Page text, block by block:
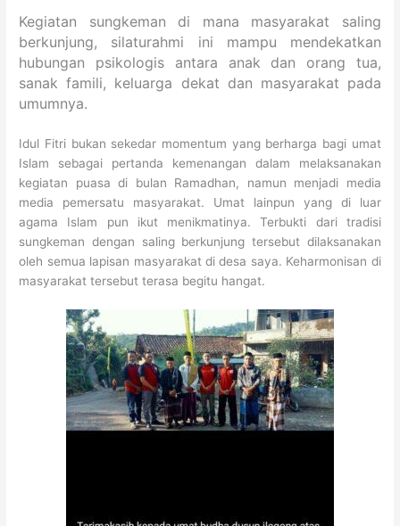
Kegiatan sungkeman di mana masyarakat saling
berkunjung, silaturahmi ini mampu mendekatkan
hubungan psikologis antara anak dan orang tua,
sanak famili, keluarga dekat dan masyarakat pada
umumnya.
Idul Fitri bukan sekedar momentum yang berharga bagi umat
Islam sebagai pertanda kemenangan dalam melaksanakan
kegiatan puasa di bulan Ramadhan, namun menjadi media
media pemersatu masyarakat. Umat lainpun yang di luar
agama Islam pun ikut menikmatinya. Terbukti dari tradisi
sungkeman dengan saling berkunjung tersebut dilaksanakan
oleh semua lapisan masyarakat di desa saya. Keharmonisan di
masyarakat tersebut terasa begitu hangat.